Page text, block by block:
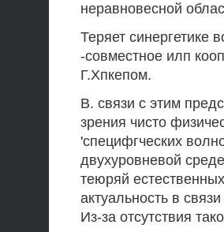
неравновесной
Теряет синергетике
-совместное илп
Г.Хпкепом.
В. связи с этим
зрения чисто
'специфгческих
двухуровневой
теюряй
актуальность в
Из-за отсутствия